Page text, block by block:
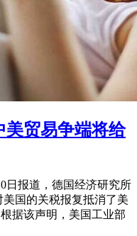
美贸易争端将给
日报道，德国经济研究所
国的关税报复抵消了美
据该声明，美国工业部